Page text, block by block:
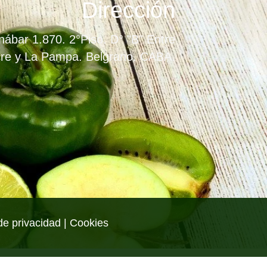
Dirección
1.870. 2°Piso. D° "B" Entre
y La Pampa. Belgrano. CABA.
privacidad | Cookies